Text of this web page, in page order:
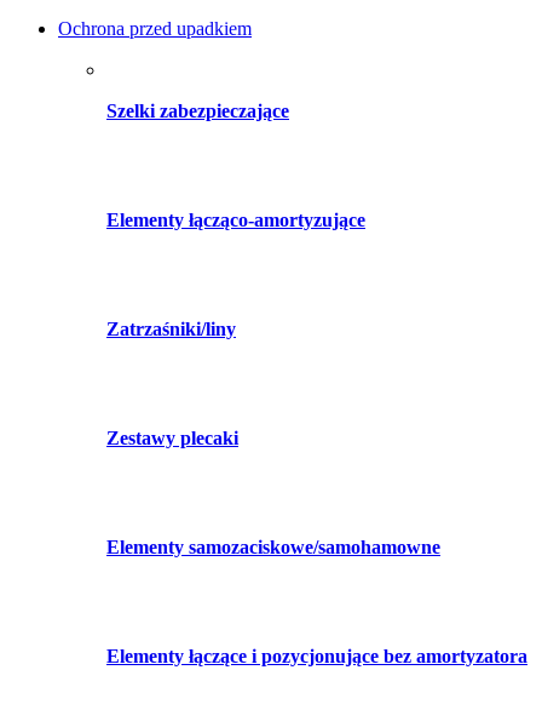
Ochrona przed upadkiem
Szelki zabezpieczające
Elementy łącząco-amortyzujące
Zatrzaśniki/liny
Zestawy plecaki
Elementy samozaciskowe/samohamowne
Elementy łączące i pozycjonujące bez amortyzatora